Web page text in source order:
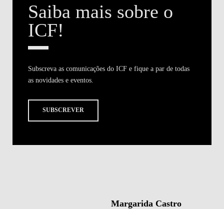
Saiba mais sobre o
ICF!
Subscreva as comunicações do ICF e fique a par de todas
as novidades e eventos.
SUBSCREVER
Margarida Castro